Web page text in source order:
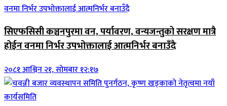
सिएफसिसी कञ्चनपुरमा वन, पर्यावरण, वन्यजन्तुको सरक्षण मात्रै
होईन वनमा निर्भर उपभोक्तालाई आत्मनिर्भर बनाउँदै
२०८१ आश्विन २१, सोमबार १२:१७